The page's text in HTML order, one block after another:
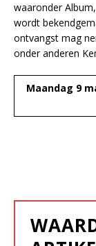
waaronder
wordt
ontvangst mag
onder anderen
Maandag 9